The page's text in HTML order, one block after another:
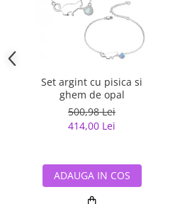
Set argint cu pisica si
ghem de opal
500,98 Lei
414,00 Lei
ADAUGA IN COS